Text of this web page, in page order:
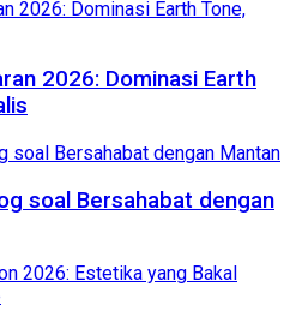
2026: Dominasi Earth
soal Bersahabat dengan